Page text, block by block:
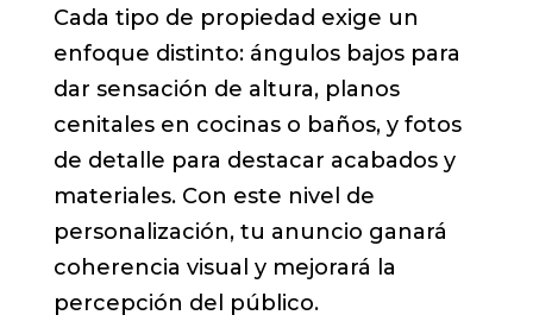
Cada tipo de propiedad exige un
enfoque distinto: ángulos bajos para
dar sensación de altura, planos
cenitales en cocinas o baños, y fotos
de detalle para destacar acabados y
materiales. Con este nivel de
personalización, tu anuncio ganará
coherencia visual y mejorará la
percepción del público.